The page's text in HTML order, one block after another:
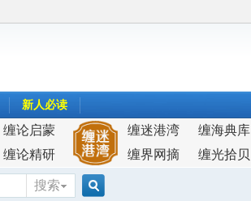
新人必读
缠论启蒙
缠论精研
缠迷港湾
缠海典库
缠界网摘
缠光拾贝
搜索